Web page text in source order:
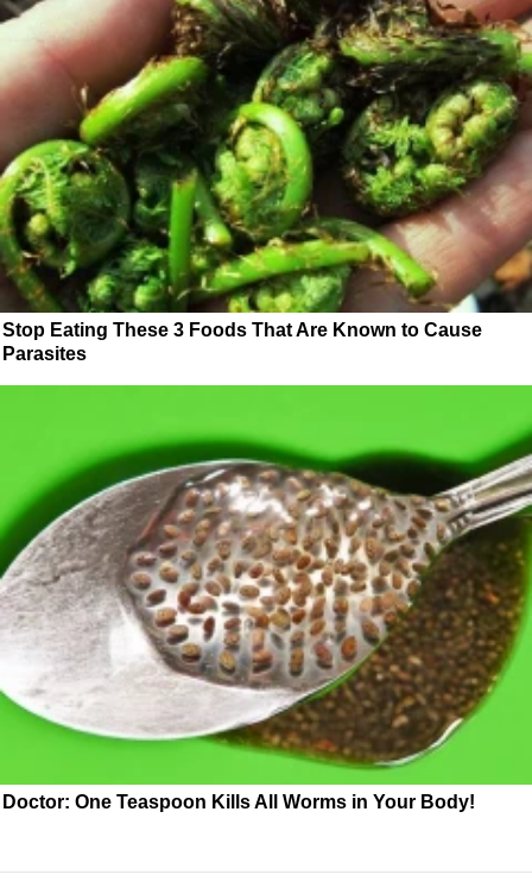
Stop Eating These 3 Foods That Are Known to Cause
Parasites
Doctor: One Teaspoon Kills All Worms in Your Body!